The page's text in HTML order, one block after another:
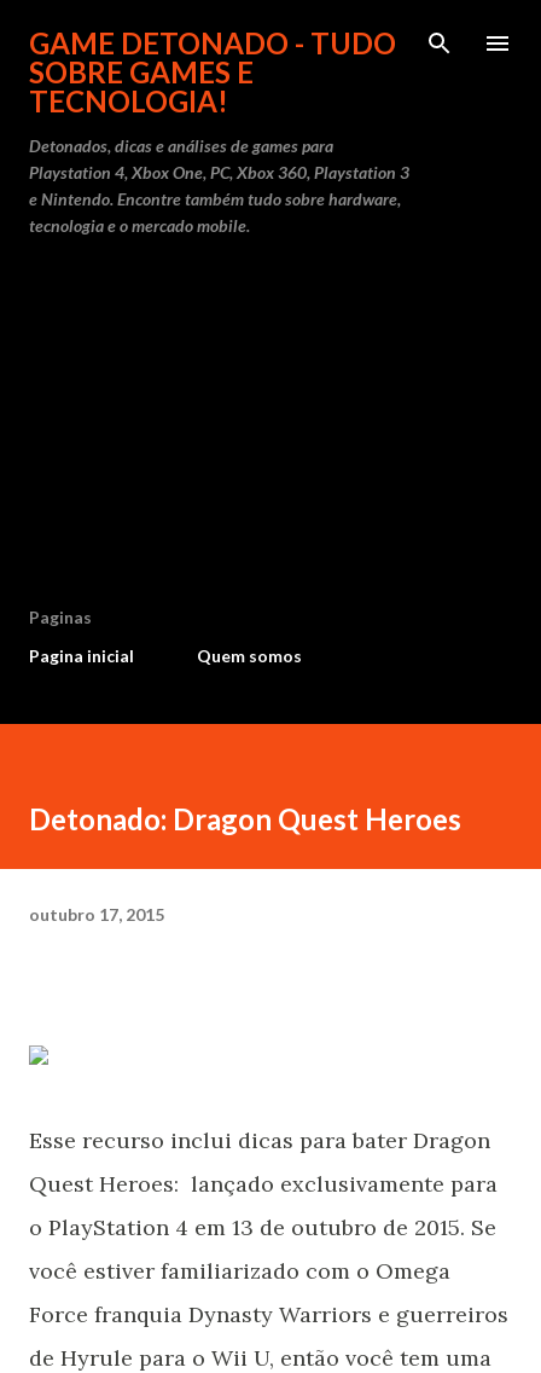
Pular para o conteúdo principal
GAME DETONADO - TUDO
SOBRE GAMES E
TECNOLOGIA!
Detonados, dicas e análises de games para
Playstation 4, Xbox One, PC, Xbox 360, Playstation 3
e Nintendo. Encontre também tudo sobre hardware,
tecnologia e o mercado mobile.
Paginas
Pagina inicial
Quem somos
Detonado: Dragon Quest Heroes
outubro 17, 2015
Esse recurso inclui dicas para bater Dragon
Quest Heroes: lançado exclusivamente para
o PlayStation 4 em 13 de outubro de 2015. Se
você estiver familiarizado com o Omega
Force franquia Dynasty Warriors e guerreiros
de Hyrule para o Wii U, então você tem uma